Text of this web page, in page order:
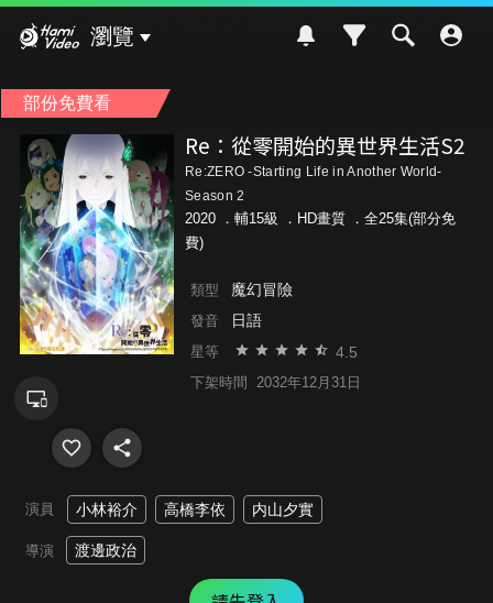
瀏覽
部份免費看
Re：從零開始的異世界生活S2
Re:ZERO -Starting Life in Another World-
Season 2
2020 ． 輔15級
．HD畫質 ．全25集(部分免
費)
類型 魔幻冒險
發音 日語
星等 4.5
下架時間 2032年12月31日
演員 小林裕介 高橋李依 内山夕實
導演 渡邊政治